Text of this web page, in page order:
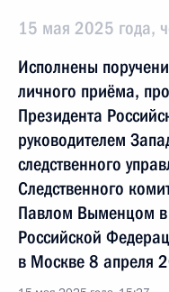
15 мая 2025 года,
Исполнены
личного приёма,
Президента
руководителем
следственного
Следственного
Павлом Выменцом
Российской
в Москве 8 апреля